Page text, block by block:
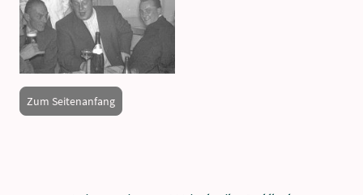
Zum Seitenanfang